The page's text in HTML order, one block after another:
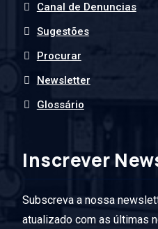
Canal de Denuncias
Sugestões
Procurar
Newsletter
Glossário
Inscrever
Subscreva a nossa
atualizado com as últimas